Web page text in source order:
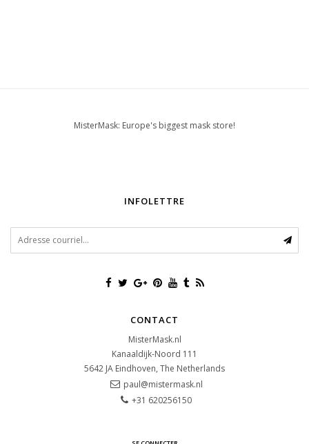
MisterMask: Europe's biggest mask store!
INFOLETTRE
CONTACT
MisterMask.nl
Kanaaldijk-Noord 111
5642 JA Eindhoven, The Netherlands
paul@mistermask.nl
+31 620256150